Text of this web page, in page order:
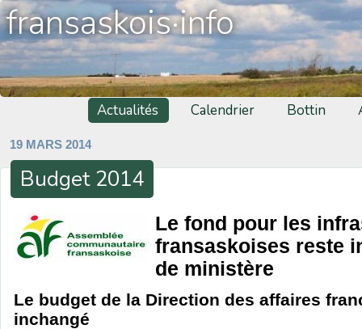
fransaskois·info
Actualités Calendrier Bottin
19 MARS 2014
Budget 2014
Le fond pour les
fransaskoises reste
de ministère
Le budget de la Direction des affaires
inchangé